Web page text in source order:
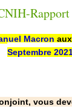
Macron
Septembre
vous